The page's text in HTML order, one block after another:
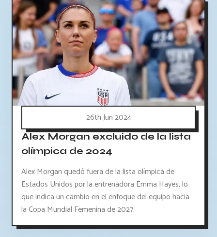
26th Jun 2024
Alex Morgan excluido de la lista
olímpica de 2024
Alex Morgan quedó fuera de la lista olímpica de
Estados Unidos por la entrenadora Emma Hayes, lo
que indica un cambio en el enfoque del equipo hacia
la Copa Mundial Femenina de 2027.